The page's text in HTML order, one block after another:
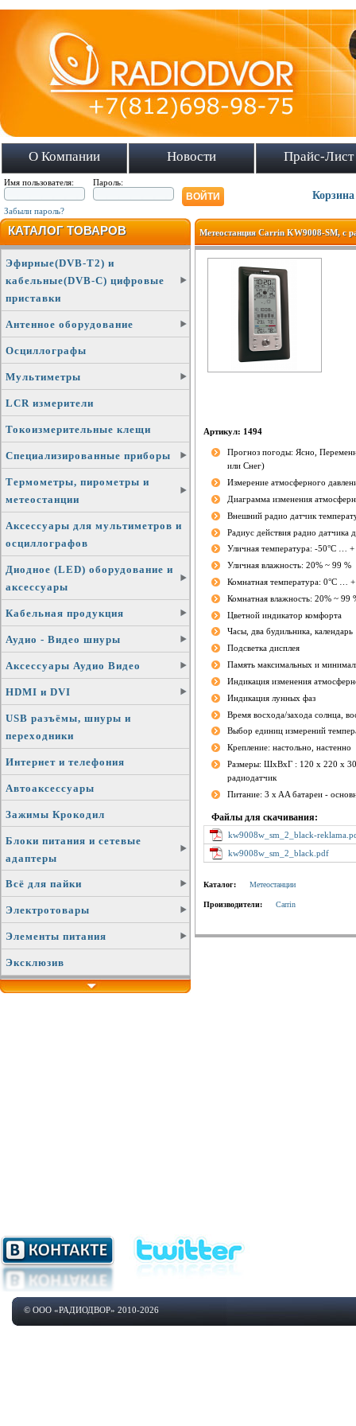
О Компании Новости Прайс-Лист
Имя пользователя: Пароль:
Забыли пароль?
Корзина
КАТАЛОГ ТОВАРОВ
Эфирные(DVB-T2) и
кабельные(DVB-C) цифровые
приставки
Антенное оборудование
Осциллографы
Мультиметры
LCR измерители
Токоизмерительные клещи
Специализированные приборы
Термометры, пирометры и
метеостанции
Аксессуары для мультиметров и
осциллографов
Диодное (LED) оборудование и
аксессуары
Кабельная продукция
Аудио - Видео шнуры
Аксессуары Аудио Видео
HDMI и DVI
USB разъёмы, шнуры и
переходники
Интернет и телефония
Автоаксессуары
Зажимы Крокодил
Блоки питания и сетевые
адаптеры
Всё для пайки
Электротовары
Элементы питания
Эксклюзив
Метеостанция Carrin KW9008-SM, с
Артикул: 1494
Прогноз погоды: Ясно,
или Снег)
Измерение атмосферного
Диаграмма изменения
Внешний радио датчик
Радиус действия радио датчика
Уличная температура: -50°C … +
Уличная влажность: 20% ~ 99 %
Комнатная температура: 0°C … +
Комнатная влажность: 20% ~ 99
Цветной индикатор комфорта
Часы, два будильника, календарь
Подсветка дисплея
Память максимальных и
Индикация изменения
Индикация лунных фаз
Время восхода/захода солнца,
Выбор единиц измерений
Крепление: настольно, настенно
Размеры: ШхВхГ : 120 x 220 x
радиодатчик
Питание: 3 x AA батареи -
Файлы для скачивания:
kw9008w_sm_2_black-
kw9008w_sm_2_black.pdf
Каталог: Метеостанции
Производители: Carrin
© ООО «РАДИОДВОР» 2010-2026